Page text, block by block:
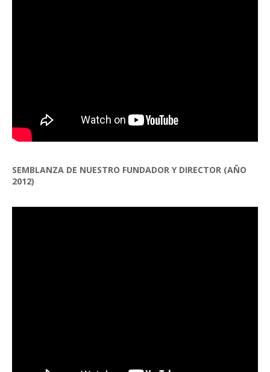
SEMBLANZA DE NUESTRO FUNDADOR Y DIRECTOR (AÑO
2012)